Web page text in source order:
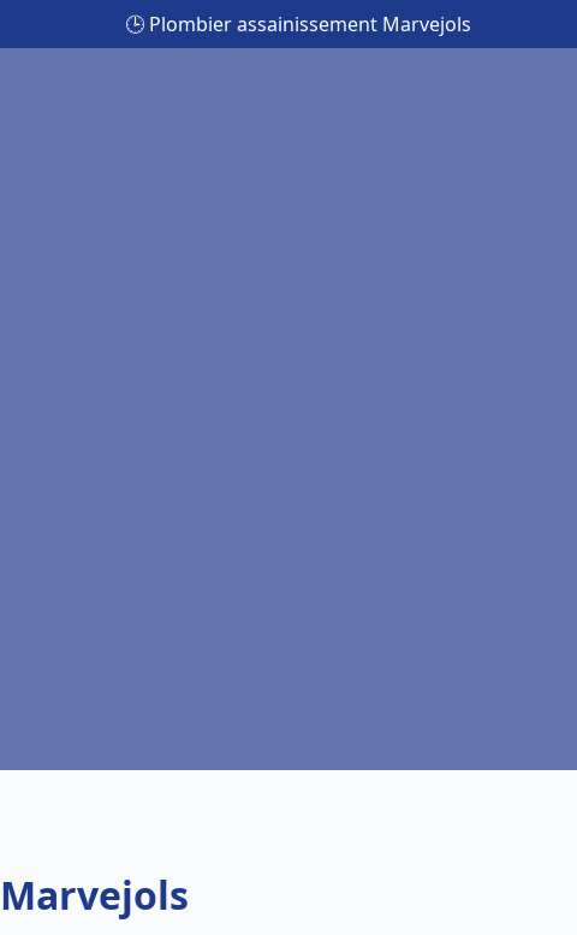
🕒 Plombier assainissement Marvejols